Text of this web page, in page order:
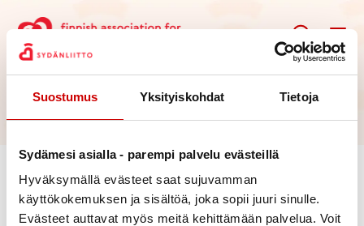
Suostumus Yksityiskohdat Tietoja
Sydämesi asialla - parempi palvelu evästeillä
Hyväksymällä evästeet saat sujuvamman
käyttökokemuksen ja sisältöä, joka sopii juuri sinulle.
Evästeet auttavat myös meitä kehittämään palvelua. Voit
Home Varainhankinta
Varainhankinta